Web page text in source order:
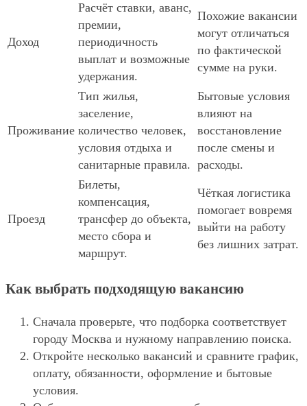
Доход
Расчёт ставки, аванс,
премии,
периодичность
выплат и возможные
удержания.
Похожие вакансии
могут отличаться
по фактической
сумме на руки.
Проживание
Тип жилья,
заселение,
количество человек,
условия отдыха и
санитарные правила.
Бытовые условия
влияют на
восстановление
после смены и
расходы.
Проезд
Билеты,
компенсация,
трансфер до объекта,
место сбора и
маршрут.
Чёткая логистика
помогает вовремя
выйти на работу
без лишних затрат.
Как выбрать подходящую вакансию
Сначала проверьте, что подборка соответствует
городу Москва и нужному направлению поиска.
Откройте несколько вакансий и сравните график,
оплату, обязанности, оформление и бытовые
условия.